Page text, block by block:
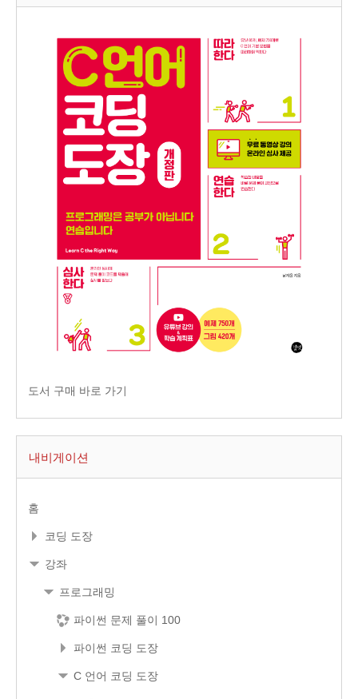
도서 구매 바로 가기
내비게이션
홈
코딩 도장
강좌
프로그래밍
파이썬 문제 풀이 100
파이썬 코딩 도장
C 언어 코딩 도장